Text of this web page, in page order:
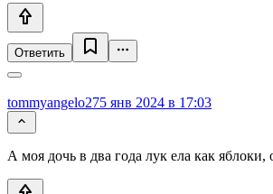
Ответить
tommyangelo275 янв 2024 в 17:03
А моя дочь в два года лук ела как